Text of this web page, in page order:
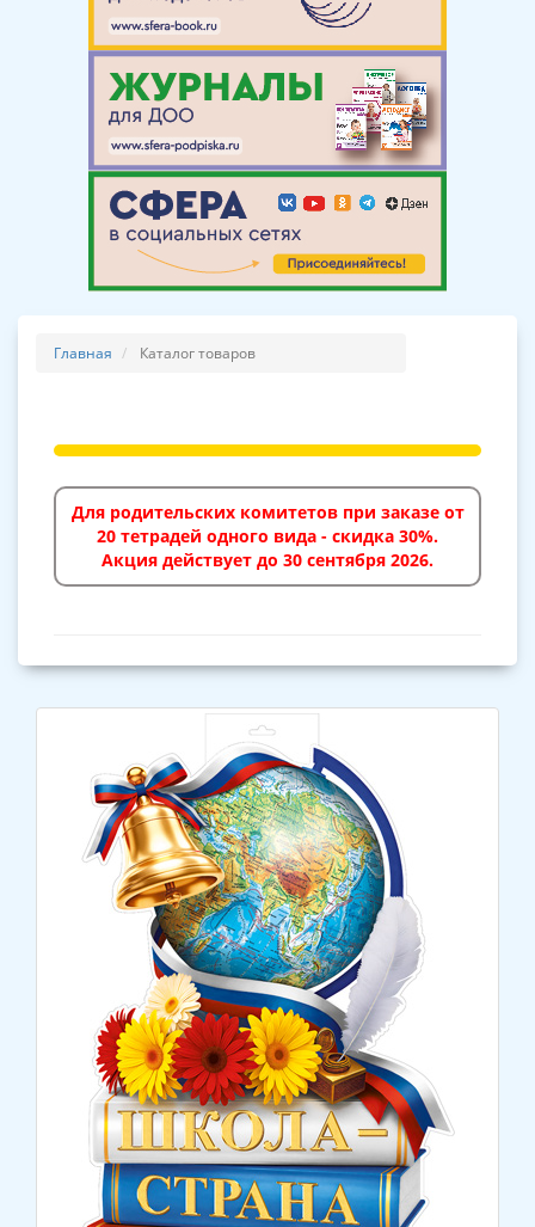
Главная Каталог товаров
Для родительских комитетов при заказе от
20 тетрадей одного вида - скидка 30%.
Акция действует до 30 сентября 2026.